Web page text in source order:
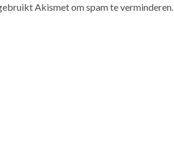
Akismet om spam te verminderen.